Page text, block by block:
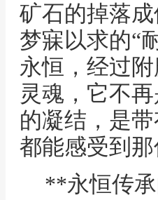
矿石的掉落
梦寐以求的“
永恒，经过
灵魂，它不
的凝结，是
都能感受到
**永恒传